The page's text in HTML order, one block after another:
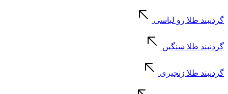
گردنبند طلا رو لباسی
گردنبند طلا سنگین
گردنبند طلا زنجیری